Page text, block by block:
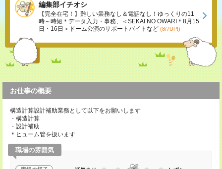
編集部イチオシ
【完全在宅！】難しい業務なし＆電話なし！ゆっくりの11
時～時短＊データ入力・事務、＜SEKAI NO OWARI＊8月15
日・16日＞ドーム公演のサポートバイトなど (8/7UP!)
お仕事の概要
構造計算設計補助業務として以下をお願いします
・構造計算
・設計補助
＊ヒューム管を扱います
職場の雰囲気